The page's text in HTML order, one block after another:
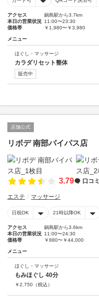
アクセス
鍋島駅から3.7km
本日の営業状況 11:00〜23:30
価格帯
￥1,980〜￥3,980
メニュー
ほぐし・マッサージ
カラダリセット整体
販売中
店舗公式
リボデ 南部バイパス店
3.79 口コミ
エステ マッサージ
日祝OK 21時以降OK
アクセス
鍋島駅から3.6km
本日の営業状況 11:00〜24:30
価格帯
￥880〜￥44,000
メニュー
ほぐし・マッサージ
もみほぐし 40分
￥2,750 （税込）